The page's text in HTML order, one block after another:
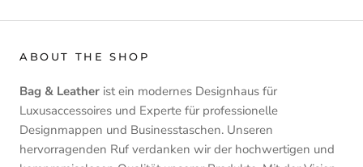
ABOUT THE SHOP
Bag & Leather ist ein modernes Designhaus für
Luxusaccessoires und Experte für professionelle
Designmappen und Businesstaschen. Unseren
hervorragenden Ruf verdanken wir der hochwertigen und